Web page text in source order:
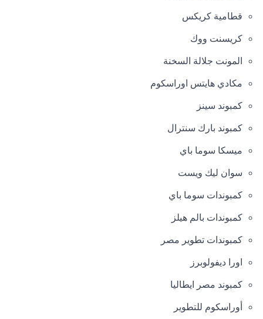
قطامية كريكس
كريسنت ووك
المونت جلالة السخنة
مكادي هايتس اوراسكوم
كمبوند سينز
كمبوند بارك سنترال
ميسكا سوما باي
سوان ليك ويست
كمبوندات سوما باي
كمبوندات بالم هيلز
كمبوندات تطوير مصر
اورا ديفولوبرز
كمبوند مصر ايطاليا
أوراسكوم للتطوير